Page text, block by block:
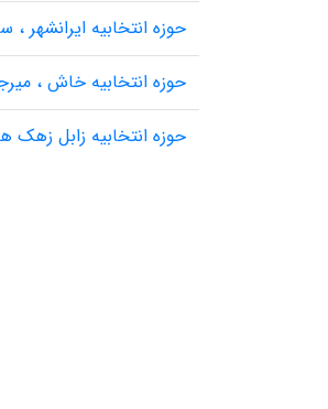
حوزه انتخابیه ایرانشهر
حوزه انتخابیه خاش ،
حوزه انتخابیه زابل زهک